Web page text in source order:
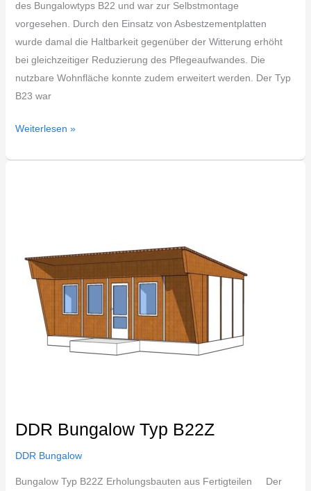
des Bungalowtyps B22 und war zur Selbstmontage
vorgesehen. Durch den Einsatz von Asbestzementplatten
wurde damal die Haltbarkeit gegenüber der Witterung erhöht
bei gleichzeitiger Reduzierung des Pflegeaufwandes. Die
nutzbare Wohnfläche konnte zudem erweitert werden. Der Typ
B23 war
Weiterlesen »
DDR Bungalow Typ B22Z
DDR Bungalow
Bungalow Typ B22Z Erholungsbauten aus Fertigteilen Der